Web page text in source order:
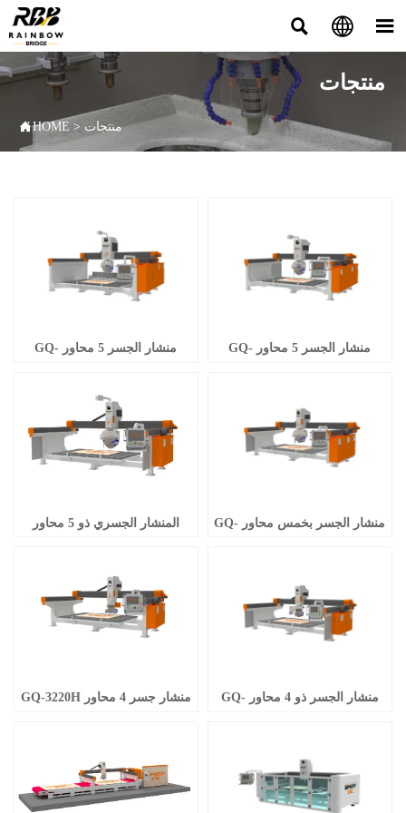
  
منتجات
HOME> منتجات
منشار الجسر 5 محاور GQ-
منشار الجسر 5 محاور GQ-
المنشار الجسري ذو 5 محاور
منشار الجسر بخمس محاور GQ-
منشار جسر 4 محاور GQ-3220H
منشار الجسر ذو 4 محاور GQ-